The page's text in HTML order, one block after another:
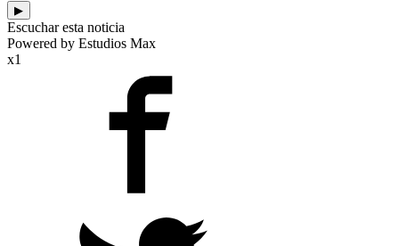
▶
Escuchar esta noticia
Powered by Estudios Max
x1